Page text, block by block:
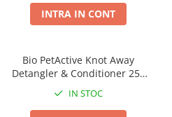
Naturo
Churu
Diete Veterinare Caini
Sampoane, balsamuri si parfumuri
Ciao Inaba
Signature7
Sampoane si Balsamuri
INTRA IN CONT
Bio PetActive Knot Away
Detangler & Conditioner 250
IN STOC